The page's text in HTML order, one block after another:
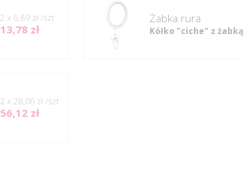
2 x 6,89 zł /szt
13,78 zł
Żabka rura
Kółko "ciche" z żabką
2 x 28,06 zł /szt
56,12 zł